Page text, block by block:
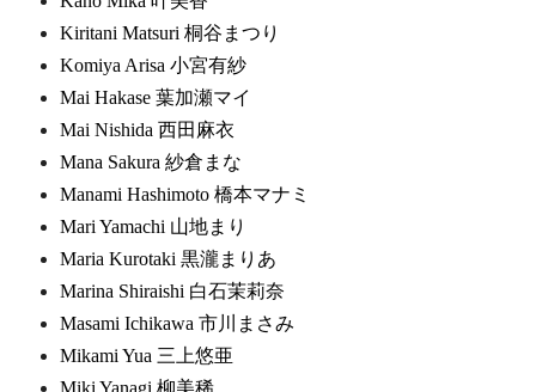
Kiritani Matsuri 桐谷まつり
Komiya Arisa 小宮有紗
Mai Hakase 葉加瀬マイ
Mai Nishida 西田麻衣
Mana Sakura 紗倉まな
Manami Hashimoto 橋本マナミ
Mari Yamachi 山地まり
Maria Kurotaki 黒瀧まりあ
Marina Shiraishi 白石茉莉奈
Masami Ichikawa 市川まさみ
Mikami Yua 三上悠亜
Miki Yanagi 柳美稀